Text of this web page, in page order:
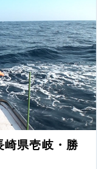
県壱岐・勝